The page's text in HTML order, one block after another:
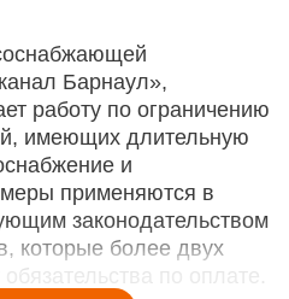
Барнаул»,
работу по ограничению
имеющих длительную
и
применяются в
законодательством
которые более двух
по оплате.